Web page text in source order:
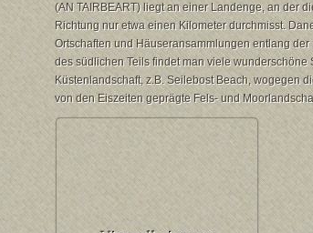
(AN TAIRBEART) liegt an einer Landenge, an der
Richtung nur etwa einen Kilometer durchmisst.
Ortschaften und Häuseransammlungen entlang der
des südlichen Teils findet man viele wunderschöne
Küstenlandschaft, z.B. Seilebost Beach, wogegen
von den Eiszeiten geprägte Fels- und